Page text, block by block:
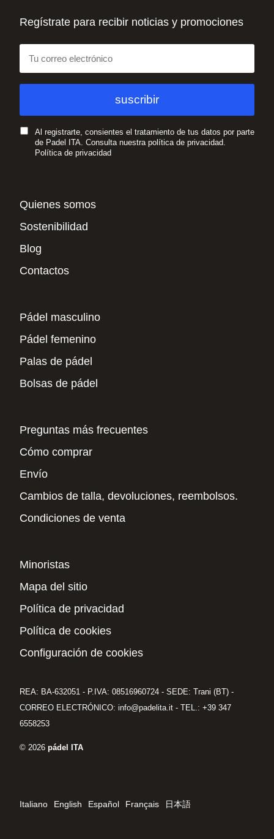
Regístrate para recibir noticias y promociones
Al registrarte, consientes el tratamiento de tus datos por parte
de Padel ITA. Consulta nuestra política de privacidad.
Política de privacidad
Quienes somos
Sostenibilidad
Blog
Contactos
Pádel masculino
Pádel femenino
Palas de pádel
Bolsas de pádel
Preguntas más frecuentes
Cómo comprar
Envío
Cambios de talla, devoluciones, reembolsos.
Condiciones de venta
Minoristas
Mapa del sitio
Política de privacidad
Política de cookies
Configuración de cookies
REA: BA-632051 - P.IVA: 08516960724 - SEDE: Trani (BT) -
CORREO ELECTRÓNICO: info@padelita.it - TEL.: +39 347
6558253
© 2026 pádel ITA
Italiano English Español Français 日本語